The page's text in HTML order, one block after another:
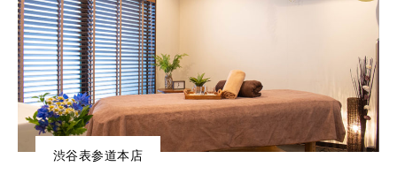
渋谷表参道本店